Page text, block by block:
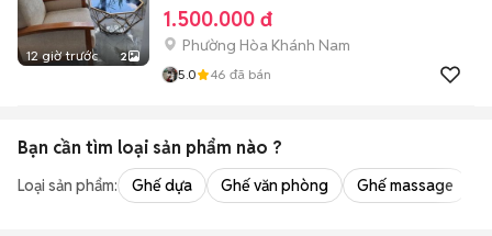
12 giờ trước 2
1.500.000 đ
Phường Hòa Khánh Nam
5.0 46 đã bán
Bạn cần tìm loại sản phẩm nào ?
Loại sản phẩm: Ghế dựa Ghế văn phòng Ghế massage